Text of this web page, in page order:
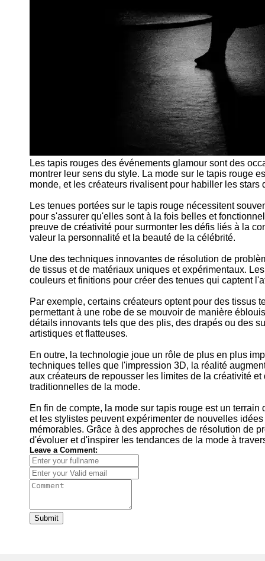
Les tapis rouges des événements glamour sont des
montrer leur sens du style. La mode sur le tapis rouge
monde, et les créateurs rivalisent pour habiller les
Les tenues portées sur le tapis rouge nécessitent
pour s'assurer qu'elles sont à la fois belles et
preuve de créativité pour surmonter les défis liés à la
valeur la personnalité et la beauté de la célébrité.
Une des techniques innovantes de résolution de
de tissus et de matériaux uniques et expérimentaux.
couleurs et finitions pour créer des tenues qui captent
Par exemple, certains créateurs optent pour des tissus
permettant à une robe de se mouvoir de manière
détails innovants tels que des plis, des drapés ou des
artistiques et flatteuses.
En outre, la technologie joue un rôle de plus en plus
techniques telles que l'impression 3D, la réalité
aux créateurs de repousser les limites de la créativité
traditionnelles de la mode.
En fin de compte, la mode sur tapis rouge est un
et les stylistes peuvent expérimenter de nouvelles
mémorables. Grâce à des approches de résolution de
d'évoluer et d'inspirer les tendances de la mode à
Leave a Comment:
Submit